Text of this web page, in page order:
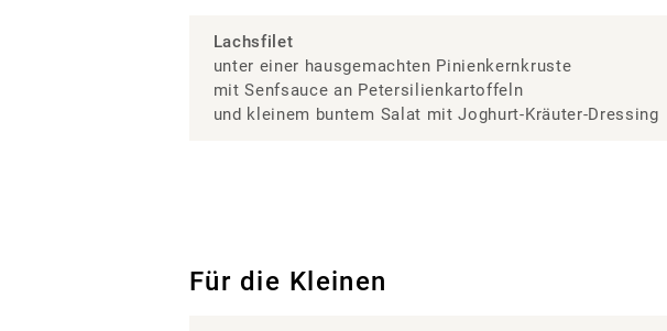
Lachsfilet
unter einer hausgemachten Pinienkernkruste
mit Senfsauce an Petersilienkartoffeln
und kleinem buntem Salat mit Joghurt-Kräuter-Dressing
Für die Kleinen